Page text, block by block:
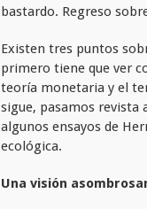
bastardo. Regreso
Existen tres puntos
primero tiene que ver
teoría monetaria y el
sigue, pasamos revista
algunos ensayos de
ecológica.
Una visión